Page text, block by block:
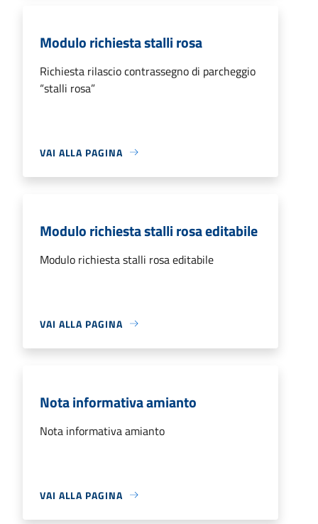
Modulo richiesta stalli rosa
Richiesta rilascio contrassegno di parcheggio
“stalli rosa”
VAI ALLA PAGINA
Modulo richiesta stalli rosa editabile
Modulo richiesta stalli rosa editabile
VAI ALLA PAGINA
Nota informativa amianto
Nota informativa amianto
VAI ALLA PAGINA